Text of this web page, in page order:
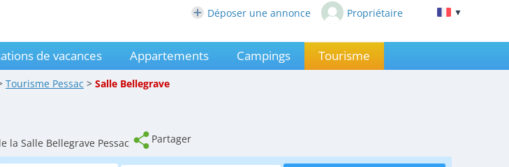
Déposer une annonce Propriétaire ▼
de vacances Appartements Campings Tourisme
Tourisme Pessac > Salle Bellegrave
la Salle Bellegrave Pessac Partager